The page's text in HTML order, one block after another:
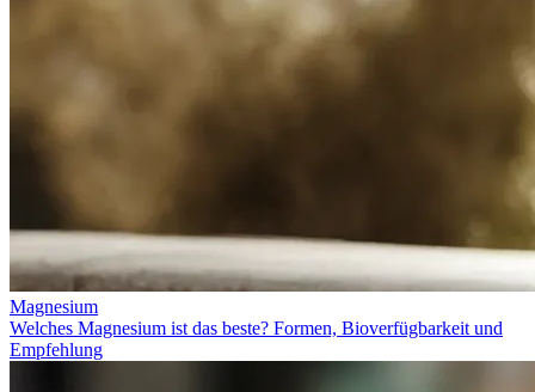
Magnesium
Welches Magnesium ist das beste? Formen, Bioverfügbarkeit und
Empfehlung